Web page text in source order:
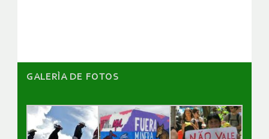
GALERÌA DE FOTOS